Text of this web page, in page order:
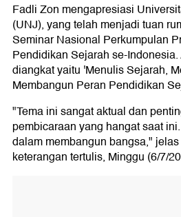
Fadli Zon mengapresiasi
(UNJ), yang telah menjadi tuan
Seminar Nasional Perkumpulan
Pendidikan Sejarah se-
diangkat yaitu 'Menulis Sejarah,
Membangun Peran Pendidikan
"Tema ini sangat aktual dan
pembicaraan yang hangat saat
dalam membangun bangsa,"
keterangan tertulis, Minggu (6/7/